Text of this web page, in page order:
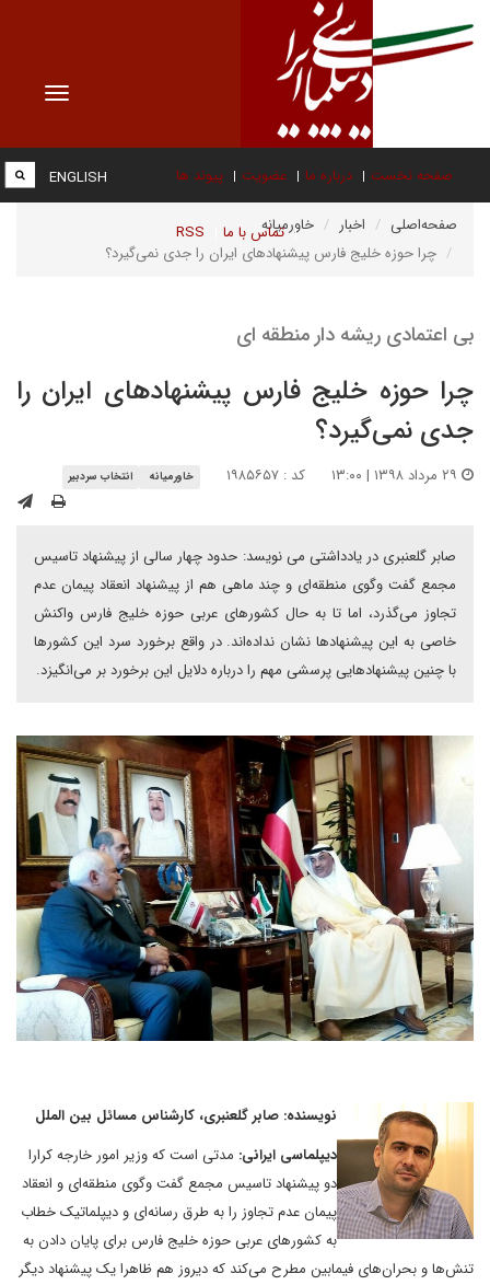
Toggle
صفحه نخست درباره ما عضویت پیوند ها
تماس با ما RSS
ENGLISH
صفحه‌اصلی اخبار
خاورمیانه
چرا حوزه خلیج فارس پیشنهادهای ایران را جدی نمی‌گیرد؟
بی اعتمادی ریشه دار منطقه ای
چرا حوزه خلیج فارس پیشنهادهای ایران را
جدی نمی‌گیرد؟
کد : ۱۹۸۵۶۵۷ خاورمیانه انتخاب سردبیر
صابر گلعنبری در یادداشتی می نویسد: حدود چهار سالی از پیشنهاد تاسیس
مجمع گفت وگوی منطقه‌ای و چند ماهی هم از پیشنهاد انعقاد پیمان عدم
تجاوز می‌گذرد، اما تا به حال کشورهای عربی حوزه خلیج فارس واکنش
خاصی به این پیشنهادها نشان نداده‌اند. در واقع برخورد سرد این کشورها
با چنین پیشنهادهایی پرسشی مهم را درباره دلایل این برخورد بر می‌انگیزد.
نویسنده: صابر گلعنبری، کارشناس مسائل بین الملل
دیپلماسی ایرانی: مدتی است که وزیر امور خارجه کرارا
دو پیشنهاد تاسیس مجمع گفت وگوی منطقه‌ای و انعقاد
پیمان عدم تجاوز را به طرق رسانه‌ای و دیپلماتیک خطاب
به کشورهای عربی حوزه خلیج فارس برای پایان دادن به
تنش‌ها و بحران‌های فیمابین مطرح می‌کند که دیروز هم ظاهرا یک پیشنهاد دیگر